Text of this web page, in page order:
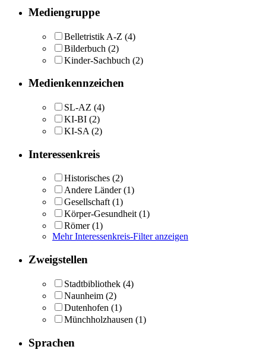
Mediengruppe
Belletristik A-Z (4)
Bilderbuch (2)
Kinder-Sachbuch (2)
Medienkennzeichen
SL-AZ (4)
KI-BI (2)
KI-SA (2)
Interessenkreis
Historisches (2)
Andere Länder (1)
Gesellschaft (1)
Körper-Gesundheit (1)
Römer (1)
Mehr Interessenkreis-Filter anzeigen
Zweigstellen
Stadtbibliothek (4)
Naunheim (2)
Dutenhofen (1)
Münchholzhausen (1)
Sprachen